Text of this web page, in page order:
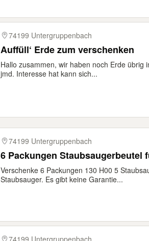
74199 Untergruppenbach
Auffüll‘ Erde zum verschenken
Hallo zusammen, wir haben noch Erde übrig
jmd. Interesse hat kann sich...
74199 Untergruppenbach
6 Packungen Staubsaugerbeutel
Verschenke 6 Packungen 130 H00 5
Staubsauger. Es gibt keine Garantie...
74199 Untergruppenbach